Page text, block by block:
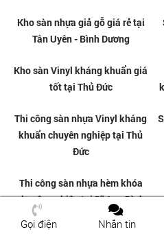
chuyên nghiệp tại Quận 12
Sàn nhựa hèm khóa chất lượng
tại Biên Hòa - Đồng Nai
Gọi điện Nhắn tin